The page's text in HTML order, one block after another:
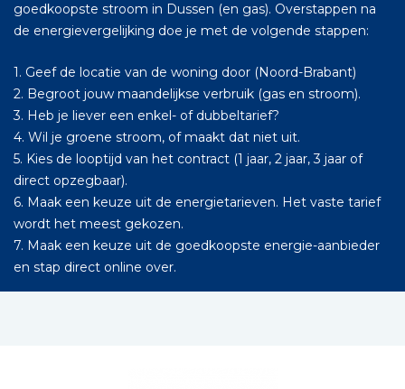
goedkoopste stroom in Dussen (en gas). Overstappen na
de energievergelijking doe je met de volgende stappen:
1. Geef de locatie van de woning door (Noord-Brabant)
2. Begroot jouw maandelijkse verbruik (gas en stroom).
3. Heb je liever een enkel- of dubbeltarief?
4. Wil je groene stroom, of maakt dat niet uit.
5. Kies de looptijd van het contract (1 jaar, 2 jaar, 3 jaar of
direct opzegbaar).
6. Maak een keuze uit de energietarieven. Het vaste tarief
wordt het meest gekozen.
7. Maak een keuze uit de goedkoopste energie-aanbieder
en stap direct online over.